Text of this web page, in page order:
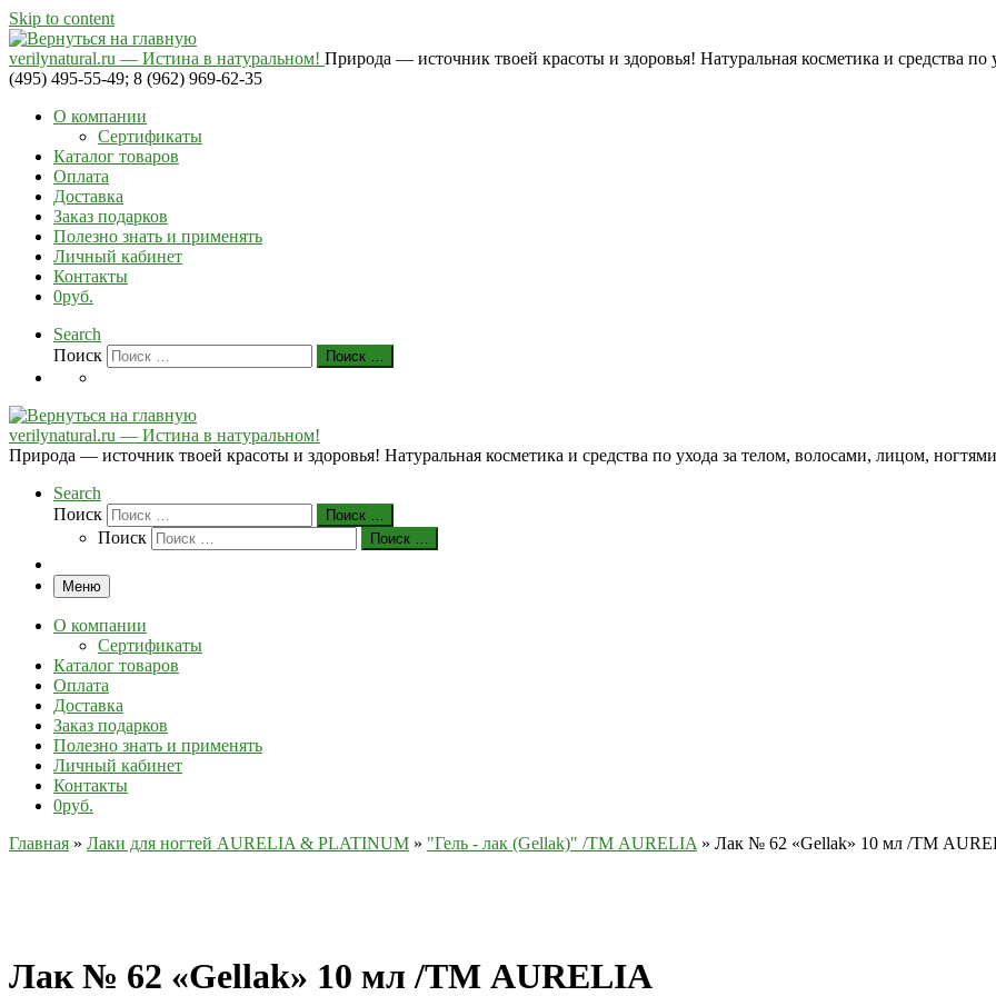
Skip to content
verilynatural.ru — Истина в натуральном! Природа — источник твоей красоты и здоровья! Натуральная косметика и средства
(495) 495-55-49; 8 (962) 969-62-35
О компании
Сертификаты
Каталог товаров
Оплата
Доставка
Заказ подарков
Полезно знать и применять
Личный кабинет
Контакты
0руб.
Search
Поиск
Поиск …
verilynatural.ru — Истина в натуральном!
Природа — источник твоей красоты и здоровья! Натуральная косметика и средства по ухода за телом, волосами, лицом,
Search
Поиск
Поиск …
Поиск Поиск …
Меню
О компании
Сертификаты
Каталог товаров
Оплата
Доставка
Заказ подарков
Полезно знать и применять
Личный кабинет
Контакты
0руб.
Главная » Лаки для ногтей AURELIA & PLATINUM » "Гель - лак (Gellak)" /ТМ AURELIA » Лак № 62 «Gellak» 10 мл /ТМ
Лак № 62 «Gellak» 10 мл /ТМ AURELIA